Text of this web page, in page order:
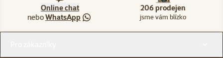
Online chat
neboWhatsApp
206 prodejen
jsme vám blízko